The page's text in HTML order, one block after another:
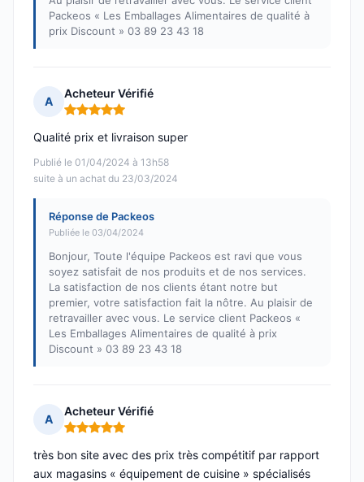
Packeos « Les Emballages Alimentaires de qualité à
prix Discount » 03 89 23 43 18
A
Acheteur Vérifié
Note : 5 sur 5
Publié le 01/04/2024 à 13h58
suite à un achat du 23/03/2024
Qualité prix et livraison super
Réponse de Packeos
Publiée le 03/04/2024
Bonjour, Toute l'équipe Packeos est ravi que vous
soyez satisfait de nos produits et de nos services.
La satisfaction de nos clients étant notre but
premier, votre satisfaction fait la nôtre. Au plaisir de
retravailler avec vous. Le service client Packeos «
Les Emballages Alimentaires de qualité à prix
Discount » 03 89 23 43 18
A
Acheteur Vérifié
Note : 5 sur 5
très bon site avec des prix très compétitif par rapport
aux magasins « équipement de cuisine » spécialisés